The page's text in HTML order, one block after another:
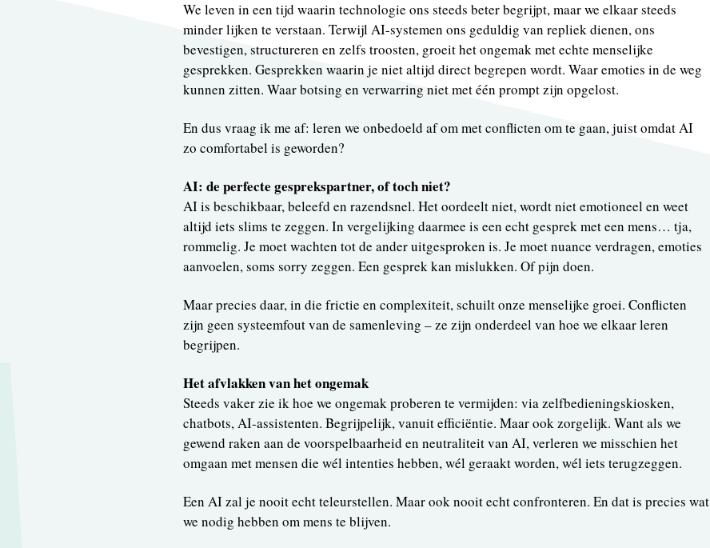
We leven in een tijd waarin technologie ons steeds beter begrijpt, maar we elkaar steeds
minder lijken te verstaan. Terwijl AI-systemen ons geduldig van repliek dienen, ons
bevestigen, structureren en zelfs troosten, groeit het ongemak met echte menselijke
gesprekken. Gesprekken waarin je niet altijd direct begrepen wordt. Waar emoties in de weg
kunnen zitten. Waar botsing en verwarring niet met één prompt zijn opgelost.
En dus vraag ik me af: leren we onbedoeld af om met conflicten om te gaan, juist omdat AI
zo comfortabel is geworden?
AI: de perfecte gesprekspartner, of toch niet?
AI is beschikbaar, beleefd en razendsnel. Het oordeelt niet, wordt niet emotioneel en weet
altijd iets slims te zeggen. In vergelijking daarmee is een echt gesprek met een mens… tja,
rommelig. Je moet wachten tot de ander uitgesproken is. Je moet nuance verdragen, emoties
aanvoelen, soms sorry zeggen. Een gesprek kan mislukken. Of pijn doen.
Maar precies daar, in die frictie en complexiteit, schuilt onze menselijke groei. Conflicten
zijn geen systeemfout van de samenleving – ze zijn onderdeel van hoe we elkaar leren
begrijpen.
Het afvlakken van het ongemak
Steeds vaker zie ik hoe we ongemak proberen te vermijden: via zelfbedieningskiosken,
chatbots, AI-assistenten. Begrijpelijk, vanuit efficiëntie. Maar ook zorgelijk. Want als we
gewend raken aan de voorspelbaarheid en neutraliteit van AI, verleren we misschien het
omgaan met mensen die wél intenties hebben, wél geraakt worden, wél iets terugzeggen.
Een AI zal je nooit echt teleurstellen. Maar ook nooit echt confronteren. En dat is precies wat
we nodig hebben om mens te blijven.